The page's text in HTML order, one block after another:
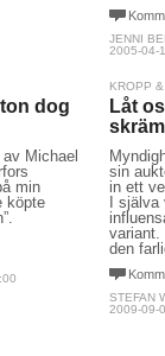
JENNI
2005-04-
dog
av Michael
min
köpte
KROPP
Låt
sin
in ett
I själva
variant.
den
STEFAN
2009-09-